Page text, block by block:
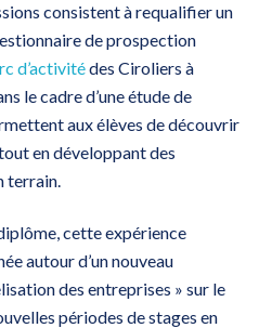
consistent à requalifier un
de prospection
d’activitédes Ciroliers à
le cadre d’une étude de
aux élèves de découvrir
en développant des
terrain.
cette expérience
autour d’un nouveau
des entreprises » sur le
périodes de stages en